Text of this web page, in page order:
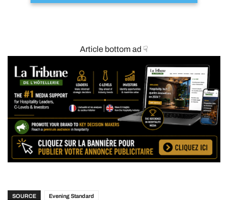
Article bottom ad ☟
SOURCE Evening Standard